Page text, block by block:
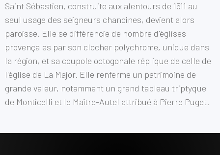
Saint Sébastien, construite aux alentours de 1511 au
seul usage des seigneurs chanoines, devient alors
paroisse. Elle se différencie de nombre d'églises
provençales par son clocher polychrome, unique dans
la région, et sa coupole octogonale réplique de celle de
l'église de La Major. Elle renferme un patrimoine de
grande valeur, notamment un grand tableau triptyque
de Monticelli et le Maître-Autel attribué à Pierre Puget.